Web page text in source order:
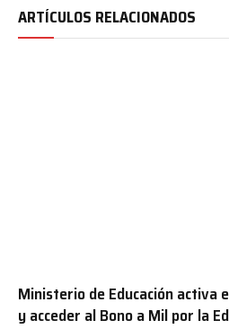
ARTÍCULOS RELACIONADOS
Ministerio de Educación activa
y acceder al Bono a Mil por la